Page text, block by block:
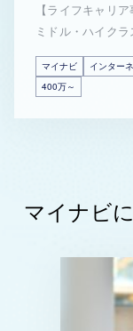
【ライフキャリ
ミドル・ハイク
マイナビ インター
400万～
マイナビ